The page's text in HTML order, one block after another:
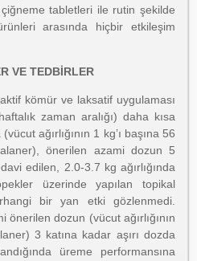
tabletleri ile rutin şekilde
arasında hiçbir etkileşim
VE TEDBİRLER
kömür ve laksatif uygulaması
zaman aralığı) daha kısa
ağırlığının 1 kg’ı başına 56
önerilen azami dozun 5
edilen, 2.0-3.7 kg ağırlığında
üzerinde yapılan topikal
bir yan etki gözlenmedi.
dozun (vücut ağırlığının
3 katına kadar aşırı dozda
üreme performansına